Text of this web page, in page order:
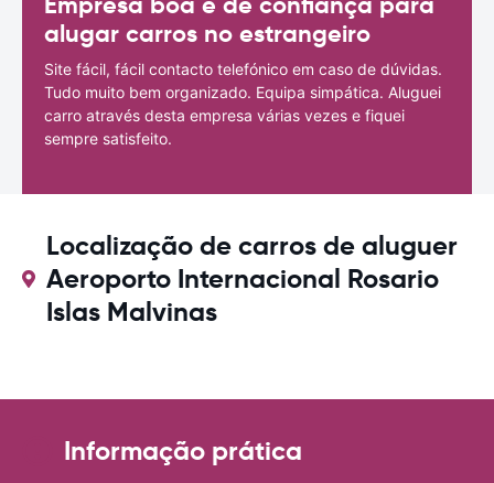
alugar carros no estrangeiro
Site fácil, fácil contacto telefónico em caso de dúvidas.
Tudo muito bem organizado. Equipa simpática. Aluguei
carro através desta empresa várias vezes e fiquei
sempre satisfeito.
Localização de carros de aluguer
Aeroporto Internacional Rosario
Islas Malvinas
Informação prática